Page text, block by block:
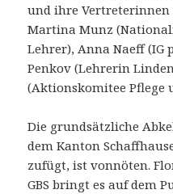
und ihre Vertreterinnen
Martina Munz
Lehrer), Anna Naeff (IG
Penkov (Lehrerin
(Aktionskomitee Pflege
Die grundsätzliche
dem Kanton
zufügt, ist vonnöten.
GBS bringt es auf dem